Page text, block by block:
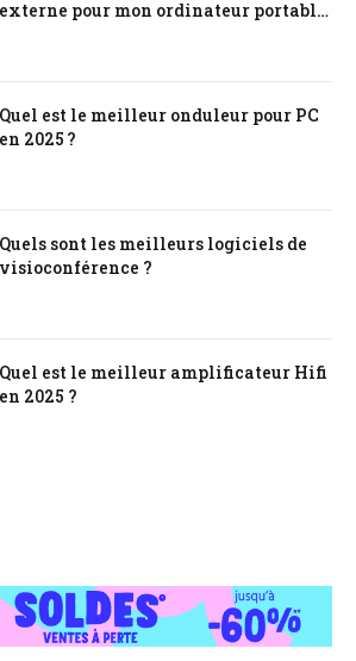
externe pour mon ordinateur portable
Quel est le meilleur onduleur pour PC
en 2025 ?
Quels sont les meilleurs logiciels de
visioconférence ?
Quel est le meilleur amplificateur Hifi
en 2025 ?